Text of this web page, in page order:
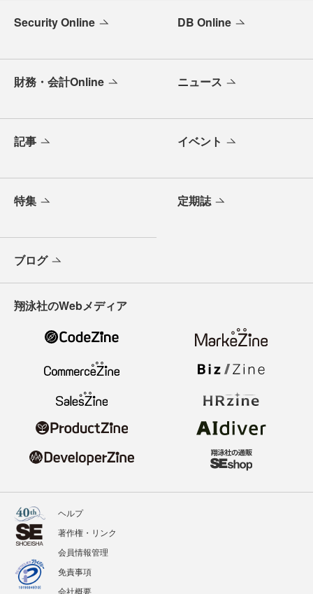
Security Online DB Online
財務・会計Online ニュース
記事 イベント
特集 定期誌
ブログ
翔泳社のWebメディア
ヘルプ
著作権・リンク
会員情報管理
免責事項
会社概要